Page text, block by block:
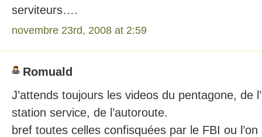
serviteurs….
novembre 23rd, 2008 at 2:59
Romuald
J’attends toujours les videos du pentagone, de
station service, de l’autoroute.
bref toutes celles confisquées par le FBI ou